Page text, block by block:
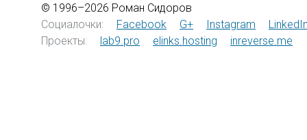
© 1996–2026 Роман Сидоров
Социалочки:
Facebook G+ Instagram
Проекты:
lab9.pro elinks.hosting inreverse.me